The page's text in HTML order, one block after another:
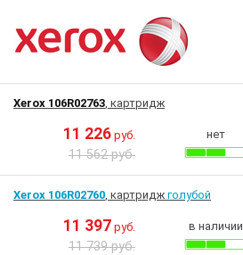
Xerox 106R02763, картридж
11 226 руб.
11 562 руб.
нет
Xerox 106R02760, картридж голубой
11 397 руб.
11 739 руб.
в наличии